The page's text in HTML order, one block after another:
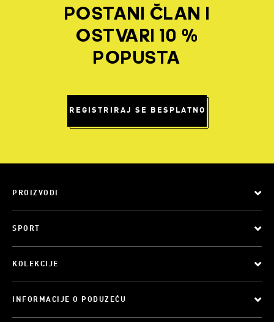
POSTANI ČLAN I
OSTVARI 10 %
POPUSTA
REGISTRIRAJ SE BESPLATNO
PROIZVODI
SPORT
KOLEKCIJE
INFORMACIJE O PODUZEĆU